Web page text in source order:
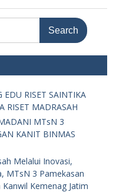
RISET SAINTIKA
RISET MADRASAH
MTsN 3
KANIT BINMAS
Melalui Inovasi,
MTsN 3 Pamekasan
Kemenag Jatim